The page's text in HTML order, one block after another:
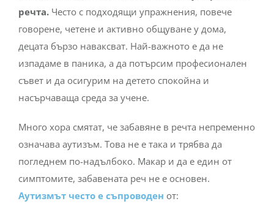
речта. Често с подходящи упражнения, повече
говорене, четене и активно общуване у дома,
децата бързо наваксват. Най-важното е да не
изпадаме в паника, а да потърсим професионален
съвет и да осигурим на детето спокойна и
насърчаваща среда за учене.
Много хора смятат, че забавяне в речта непременно
означава аутизъм. Това не е така и трябва да
погледнем по-надълбоко. Макар и да е един от
симптомите, забавената реч не е основен.
Аутизмът често е съпроводен от: